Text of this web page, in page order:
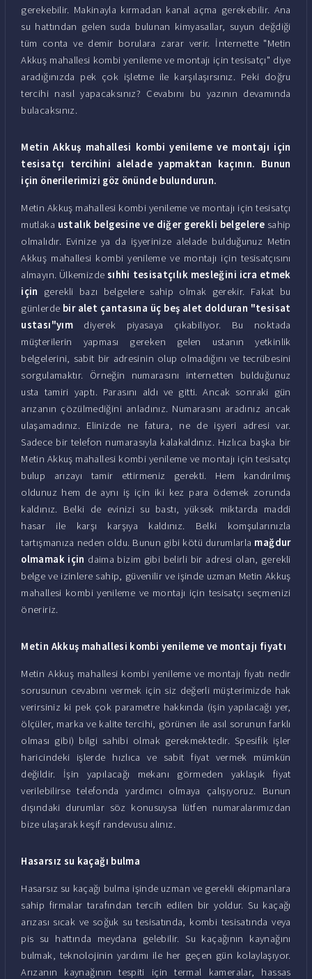
gerekebilir. Makinayla kırmadan kanal açma gerekebilir. Ana
su hattından gelen suda bulunan kimyasallar, suyun değdiği
tüm conta ve demir borulara zarar verir. İnternette "Metin
Akkuş mahallesi kombi yenileme ve montajı için tesisatçı" diye
aradığınızda pek çok işletme ile karşılaşırsınız. Peki doğru
tercihi nasıl yapacaksınız? Cevabını bu yazının devamında
bulacaksınız.
Metin Akkuş mahallesi kombi yenileme ve montajı için
tesisatçı tercihini alelade yapmaktan kaçının. Bunun
için önerilerimizi göz önünde bulundurun.
Metin Akkuş mahallesi kombi yenileme ve montajı için tesisatçı
mutlaka ustalık belgesine ve diğer gerekli belgelere sahip
olmalıdır. Evinize ya da işyerinize alelade bulduğunuz Metin
Akkuş mahallesi kombi yenileme ve montajı için tesisatçısını
almayın. Ülkemizde sıhhi tesisatçılık mesleğini icra etmek
için gerekli bazı belgelere sahip olmak gerekir. Fakat bu
günlerde bir alet çantasına üç beş alet dolduran "tesisat
ustası"yım diyerek piyasaya çıkabiliyor. Bu noktada
müşterilerin yapması gereken gelen ustanın yetkinlik
belgelerini, sabit bir adresinin olup olmadığını ve tecrübesini
sorgulamaktır. Örneğin numarasını internetten bulduğunuz
usta tamiri yaptı. Parasını aldı ve gitti. Ancak sonraki gün
arızanın çözülmediğini anladınız. Numarasını aradınız ancak
ulaşamadınız. Elinizde ne fatura, ne de işyeri adresi var.
Sadece bir telefon numarasıyla kalakaldınız. Hızlıca başka bir
Metin Akkuş mahallesi kombi yenileme ve montajı için tesisatçı
bulup arızayı tamir ettirmeniz gerekti. Hem kandırılmış
oldunuz hem de aynı iş için iki kez para ödemek zorunda
kaldınız. Belki de evinizi su bastı, yüksek miktarda maddi
hasar ile karşı karşıya kaldınız. Belki komşularınızla
tartışmanıza neden oldu. Bunun gibi kötü durumlarla mağdur
olmamak için daima bizim gibi belirli bir adresi olan, gerekli
belge ve izinlere sahip, güvenilir ve işinde uzman Metin Akkuş
mahallesi kombi yenileme ve montajı için tesisatçı seçmenizi
öneririz.
Metin Akkuş mahallesi kombi yenileme ve montajı fiyatı
Metin Akkuş mahallesi kombi yenileme ve montajı fiyatı nedir
sorusunun cevabını vermek için siz değerli müşterimizde hak
verirsiniz ki pek çok parametre hakkında (işin yapılacağı yer,
ölçüler, marka ve kalite tercihi, görünen ile asıl sorunun farklı
olması gibi) bilgi sahibi olmak gerekmektedir. Spesifik işler
haricindeki işlerde hızlıca ve sabit fiyat vermek mümkün
değildir. İşin yapılacağı mekanı görmeden yaklaşık fiyat
verilebilirse telefonda yardımcı olmaya çalışıyoruz. Bunun
dışındaki durumlar söz konusuysa lütfen numaralarımızdan
bize ulaşarak keşif randevusu alınız.
Hasarsız su kaçağı bulma
Hasarsız su kaçağı bulma işinde uzman ve gerekli ekipmanlara
sahip firmalar tarafından tercih edilen bir yoldur. Su kaçağı
arızası sıcak ve soğuk su tesisatında, kombi tesisatında veya
pis su hattında meydana gelebilir. Su kaçağının kaynağını
bulmak, teknolojinin yardımı ile her geçen gün kolaylaşıyor.
Arızanın kaynağının tespiti için termal kameralar, hassas